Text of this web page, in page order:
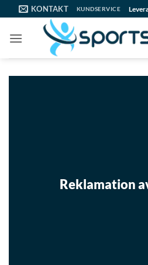
to
content
KONTAKT KUNDSERVICE
Reklamation